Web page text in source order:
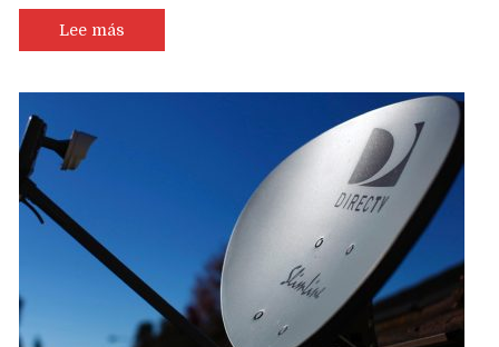
Lee más